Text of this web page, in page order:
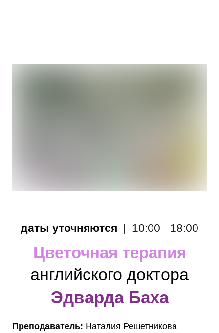
даты уточняются | 10:00 - 18:00
Цветочная терапия
английского доктора
Эдварда Баха
Преподаватель: Наталия Решетникова